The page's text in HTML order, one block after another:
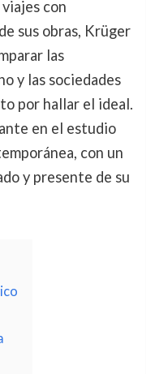
con
sus obras, Krüger
las
y las sociedades
por hallar el ideal.
en el estudio
con un
y presente de su